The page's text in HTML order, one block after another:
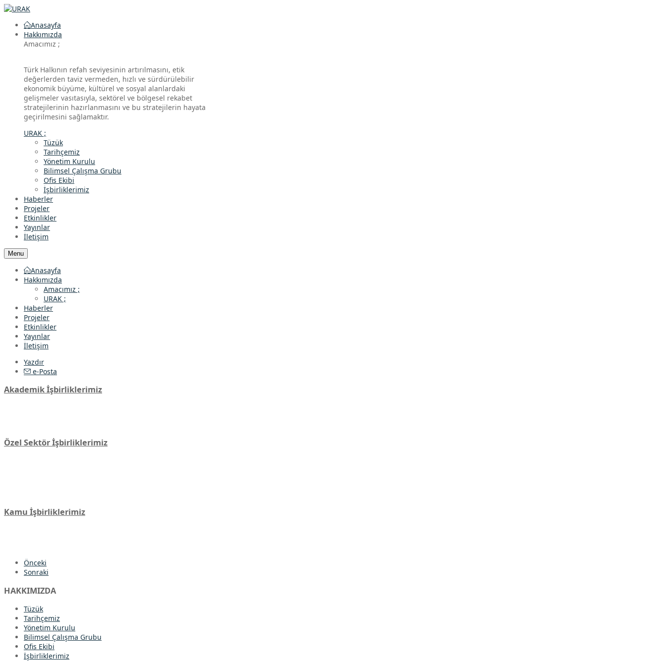
Anasayfa
Hakkımızda
Amacımız ;
Türk Halkının refah seviyesinin artırılmasını, etik
değerlerden taviz vermeden, hızlı ve sürdürülebilir
ekonomik büyüme, kültürel ve sosyal alanlardaki
gelişmeler vasıtasıyla, sektörel ve bölgesel rekabet
stratejilerinin hazırlanmasını ve bu stratejilerin hayata
geçirilmesini sağlamaktır.
URAK ;
Tüzük
Tarihçemiz
Yönetim Kurulu
Bilimsel Çalışma Grubu
Ofis Ekibi
İşbirliklerimiz
Haberler
Projeler
Etkinlikler
Yayınlar
İletişim
Menu
Anasayfa
Hakkımızda
Amacımız ;
URAK ;
Haberler
Projeler
Etkinlikler
Yayınlar
İletişim
Yazdır
e-Posta
Akademik İşbirliklerimiz
Özel Sektör İşbirliklerimiz
Kamu İşbirliklerimiz
Önceki
Sonraki
HAKKIMIZDA
Tüzük
Tarihçemiz
Yönetim Kurulu
Bilimsel Çalışma Grubu
Ofis Ekibi
İşbirliklerimiz